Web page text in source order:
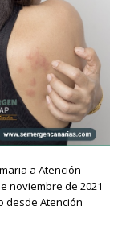
a Atención
noviembre de 2021
desde Atención